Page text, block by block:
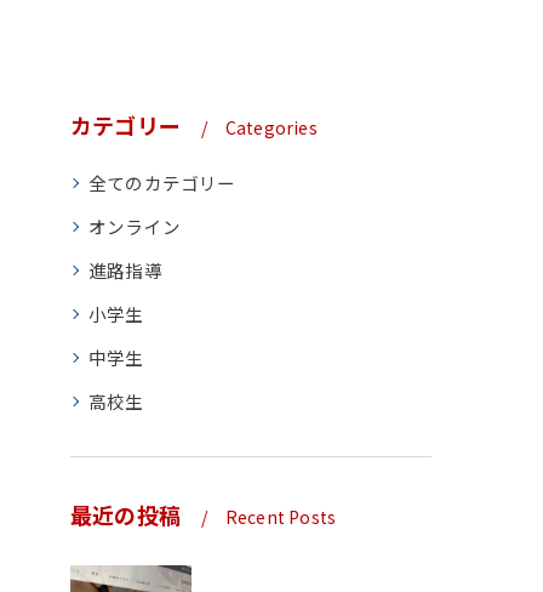
カテゴリー Categories
全てのカテゴリー
オンライン
進路指導
小学生
中学生
高校生
最近の投稿 Recent Posts